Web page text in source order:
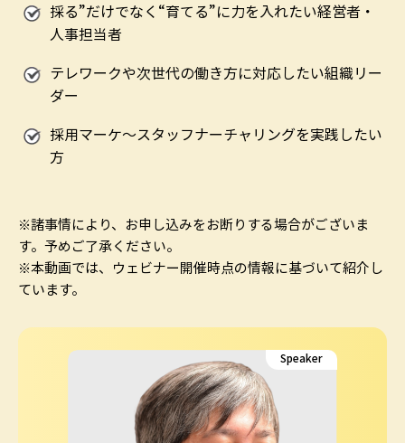
採る”だけでなく“育てる”に力を入れたい経営者・
人事担当者
テレワークや次世代の働き方に対応したい組織リー
ダー
採用マーケ〜スタッフナーチャリングを実践したい
方
※諸事情により、お申し込みをお断りする場合がございま
す。予めご了承ください。
※本動画では、ウェビナー開催時点の情報に基づいて紹介し
ています。